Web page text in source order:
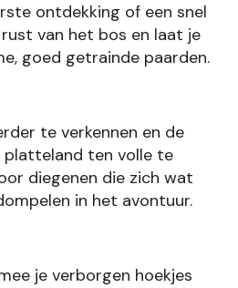
ontdekking of een snel
van het bos en laat je
goed getrainde paarden.
te verkennen en de
platteland ten volle te
diegenen die zich wat
in het avontuur.
je verborgen hoekjes